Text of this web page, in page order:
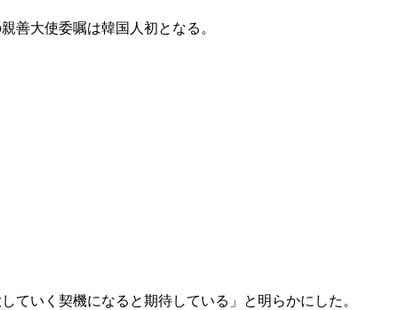
善大使委嘱は韓国人初となる。
ていく契機になると期待している」と明らかにした。